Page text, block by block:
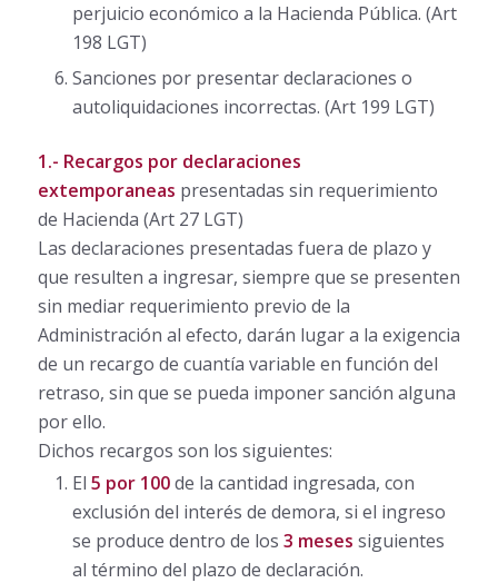
perjuicio económico a la Hacienda Pública. (Art
198 LGT)
Sanciones por presentar declaraciones o
autoliquidaciones incorrectas. (Art 199 LGT)
1.- Recargos por declaraciones
extemporaneas presentadas sin requerimiento
de Hacienda (Art 27 LGT)
Las declaraciones presentadas fuera de plazo y
que resulten a ingresar, siempre que se presenten
sin mediar requerimiento previo de la
Administración al efecto, darán lugar a la exigencia
de un recargo de cuantía variable en función del
retraso, sin que se pueda imponer sanción alguna
por ello.
Dichos recargos son los siguientes:
El 5 por 100de la cantidad ingresada, con
exclusión del interés de demora, si el ingreso
se produce dentro de los 3 meses siguientes
al término del plazo de declaración.